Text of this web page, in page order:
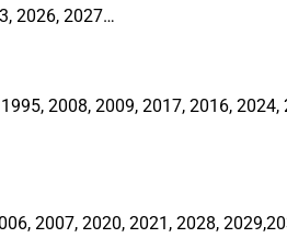
2026, 2027…
2008, 2009, 2017, 2016, 2024,
2007, 2020, 2021, 2028,